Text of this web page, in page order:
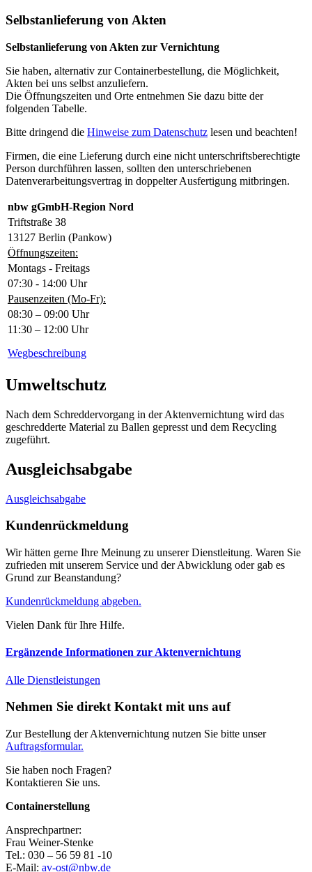
Selbstanlieferung von Akten
Selbstanlieferung von Akten zur Vernichtung
Sie haben, alternativ zur Containerbestellung, die Möglichkeit,
Akten bei uns selbst anzuliefern.
Die Öffnungszeiten und Orte entnehmen Sie dazu bitte der
folgenden Tabelle.
Bitte dringend die Hinweise zum Datenschutz lesen und beachten!
Firmen, die eine Lieferung durch eine nicht unterschriftsberechtigte
Person durchführen lassen, sollten den unterschriebenen
Datenverarbeitungsvertrag in doppelter Ausfertigung mitbringen.
nbw gGmbH-Region Nord
Triftstraße 38
13127 Berlin (Pankow)
Öffnungszeiten:
Montags - Freitags
07:30 - 14:00 Uhr
Pausenzeiten (Mo-Fr):
08:30 – 09:00 Uhr
11:30 – 12:00 Uhr
Wegbeschreibung
Umweltschutz
Nach dem Schreddervorgang in der Aktenvernichtung wird das
geschredderte Material zu Ballen gepresst und dem Recycling
zugeführt.
Ausgleichsabgabe
Ausgleichsabgabe
Kundenrückmeldung
Wir hätten gerne Ihre Meinung zu unserer Dienstleitung. Waren Sie
zufrieden mit unserem Service und der Abwicklung oder gab es
Grund zur Beanstandung?
Kundenrückmeldung abgeben.
Vielen Dank für Ihre Hilfe.
Ergänzende Informationen zur Aktenvernichtung
Alle Dienstleistungen
Nehmen Sie direkt Kontakt mit uns auf
Zur Bestellung der Aktenvernichtung nutzen Sie bitte unser
Auftragsformular.
Sie haben noch Fragen?
Kontaktieren Sie uns.
Containerstellung
Ansprechpartner:
Frau Weiner-Stenke
Tel.: 030 – 56 59 81 -10
E-Mail: av-ost@nbw.de